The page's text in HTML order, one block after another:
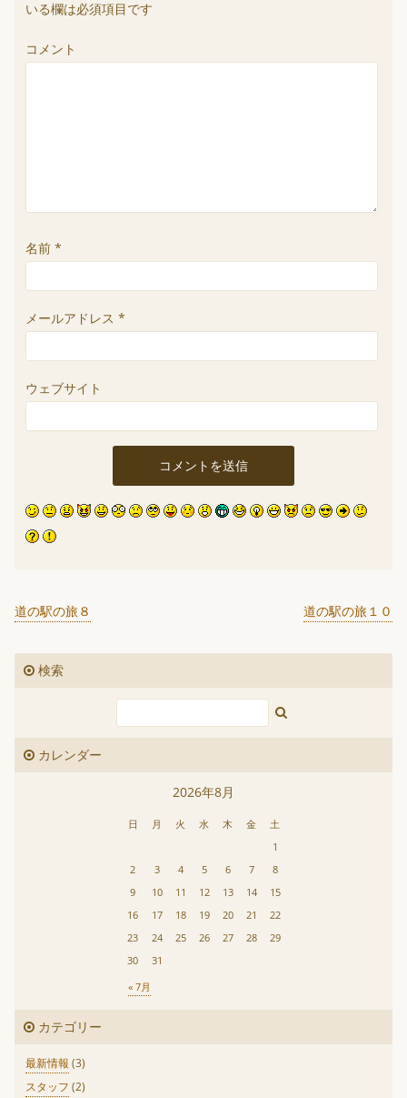
いる欄は必須項目です
コメント
名前 *
メールアドレス *
ウェブサイト
道の駅の旅８ 道の駅の旅１０
検索
カレンダー
2026年8月
日 月 火 水 木 金 土
« 7月
1
2
3 4 5 6 7
8
9
10 11 12 13 14
15
16
17 18 19 20 21
22
23
24 25 26 27 28
29
30
31
カテゴリー
最新情報 (3)
スタッフ (2)